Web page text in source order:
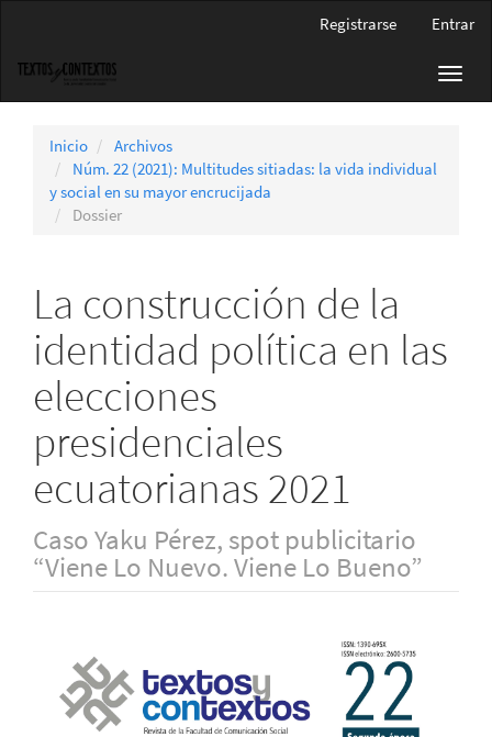
principal
Barra
Registrarse Entrar
Inicio
Archivos
Núm. 22 (2021): Multitudes sitiadas: la vida individual
y social en su mayor encrucijada
Dossier
La construcción de la
identidad política en las
elecciones
presidenciales
ecuatorianas 2021
Caso Yaku Pérez, spot publicitario
“Viene Lo Nuevo. Viene Lo Bueno”
lateral
del